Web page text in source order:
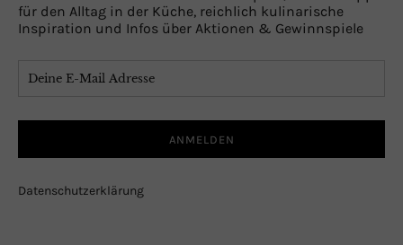
für den Alltag in der Küche, reichlich kulinarische
Inspiration und Infos über Aktionen & Gewinnspiele
Datenschutzerklärung